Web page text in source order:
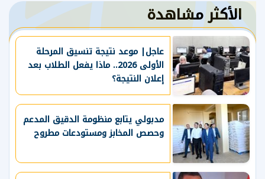
الأكثر مشاهدة
عاجل| موعد نتيجة تنسيق المرحلة
الأولى 2026.. ماذا يفعل الطلاب بعد
إعلان النتيجة؟
مدبولي يتابع منظومة الدقيق المدعم
وحصص المخابز ومستودعات مطروح